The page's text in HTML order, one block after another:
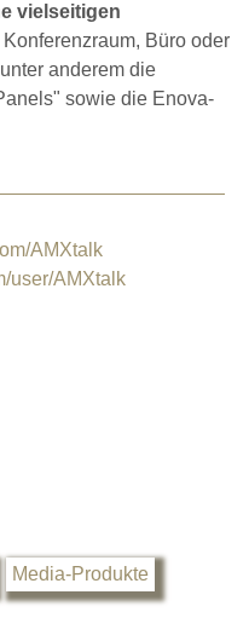
vielseitigen
Konferenzraum, Büro oder
anderem die
sowie die Enova-
AMXtalk
user/AMXtalk
Media-Produkte